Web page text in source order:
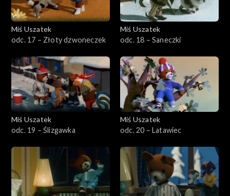
Miś Uszatek
odc. 17 – Złoty dzwoneczek
Miś Uszatek
odc. 18 – Saneczki
Miś Uszatek
odc. 19 – Ślizgawka
Miś Uszatek
odc. 20 – Latawiec